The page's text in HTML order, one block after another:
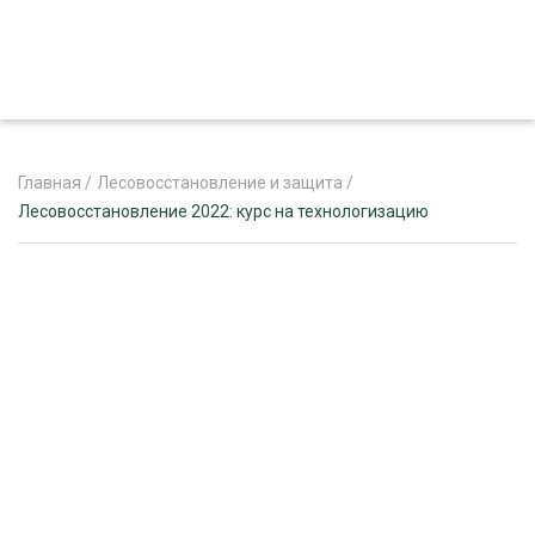
Главная / Лесовосстановление и защита /
Лесовосстановление 2022: курс на технологизацию